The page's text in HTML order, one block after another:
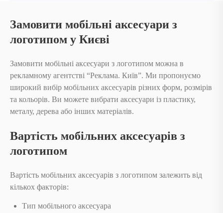
Замовити мобільні аксесуари з
логотипом у Києві
Замовити мобільні аксесуари з логотипом можна в
рекламному агентстві “Реклама. Київ”. Ми пропонуємо
широкий вибір мобільних аксесуарів різних форм, розмірів
та кольорів. Ви можете вибрати аксесуари із пластику,
металу, дерева або інших матеріалів.
Вартість мобільних аксесуарів з
логотипом
Вартість мобільних аксесуарів з логотипом залежить від
кількох факторів:
Тип мобільного аксесуара